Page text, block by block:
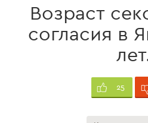
Возраст
согласия в
25